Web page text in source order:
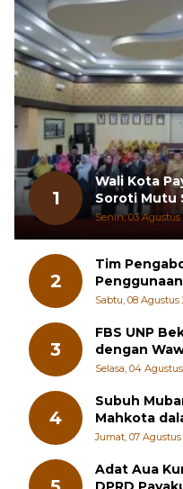
1
Wali Kota
Soroti Mutu
RSUD
Senin, 03 Agustus
2
Tim
Guru Kimia
Sabtu, 08 Agustus
3
FBS UNP
dengan
Selasa, 04
4
Subuh
Mahkota
Jumat, 07
Adat Aua